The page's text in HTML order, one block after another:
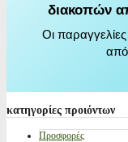
διακοπών
Οι
από
κατηγορίες προιόντων
Προσφορές